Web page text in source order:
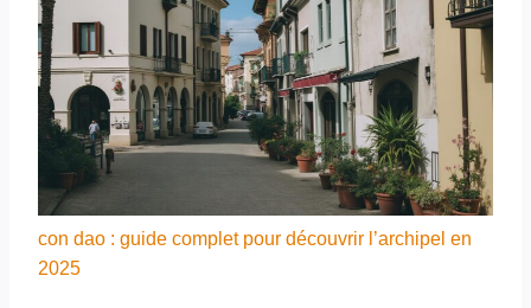
con dao : guide complet pour découvrir l’archipel en
2025